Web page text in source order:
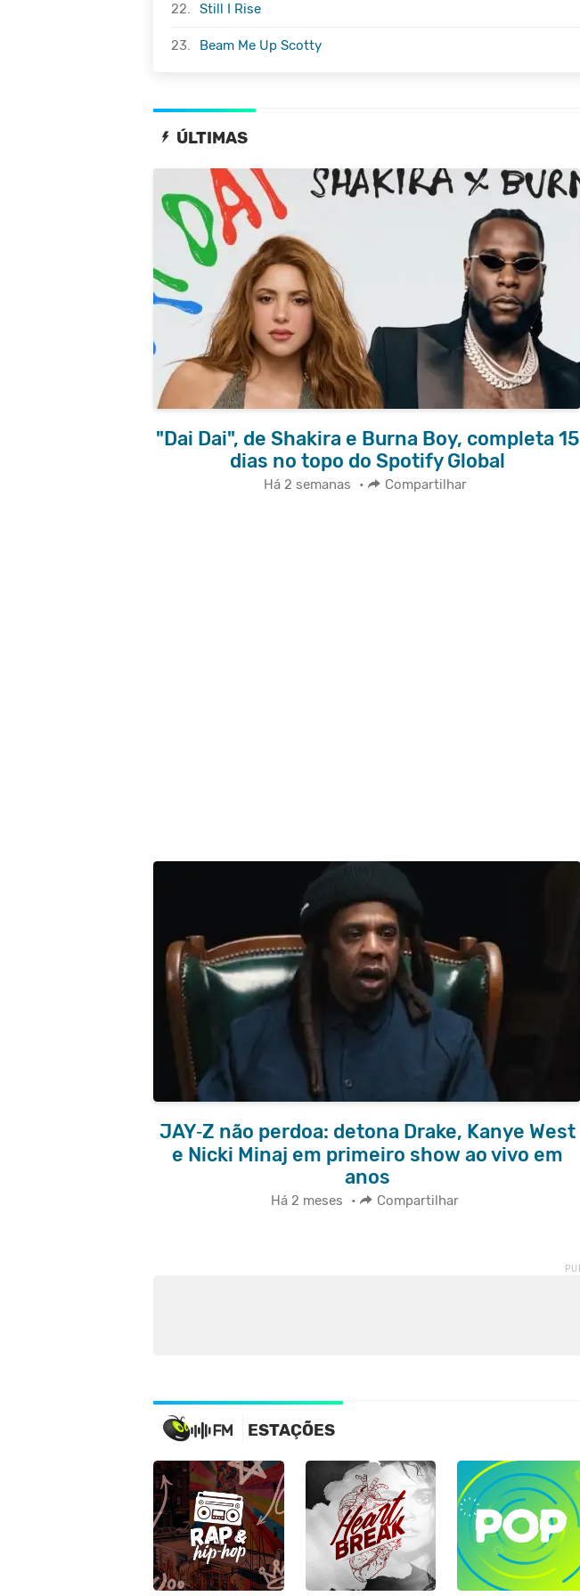
22. Still I Rise
23. Beam Me Up Scotty
ÚLTIMAS
"Dai Dai", de Shakira e Burna Boy, completa 15
dias no topo do Spotify Global
Há 2 semanas • Compartilhar
JAY‑Z não perdoa: detona Drake, Kanye West
e Nicki Minaj em primeiro show ao vivo em
anos
Há 2 meses • Compartilhar
ESTAÇÕES